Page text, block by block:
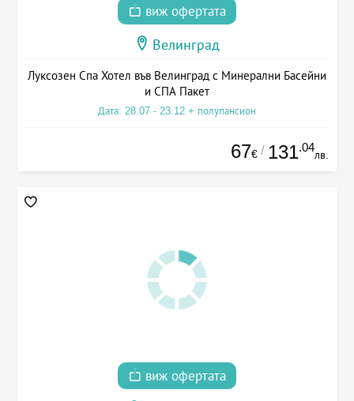
виж офертата
Велинград
Луксозен Спа Хотел във Велинград с Минерални Басейни
и СПА Пакет
Дата: 28.07 - 23.12 + полупансион
67€ / 131.04
лв.
виж офертата